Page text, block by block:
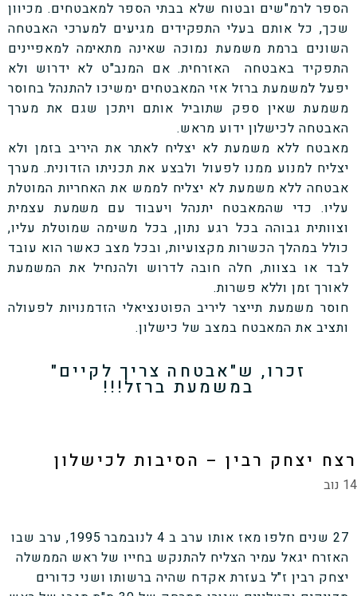
הספר לרמ"שים ובטוח שלא בבתי הספר למאבטחים. מכיוון
שכך, כל אותם בעלי התפקידים מגיעים למערכי האבטחה
השונים ברמת משמעת נמוכה שאינה מתאימה למאפיינים
התפקיד באבטחה האזרחית. אם המנב"ט לא ידרוש ולא
יפעל למשמעת ברזל אזי המאבטחים ימשיכו להתנהל בחוסר
משמעת שאין ספק שתוביל אותם ויתכן שגם את מערך
האבטחה לכישלון ידוע מראש.
מאבטח ללא משמעת לא יצליח לאתר את היריב בזמן ולא
יצליח למנוע ממנו לפעול ולבצע את תכניתו הזדונית. מערך
אבטחה ללא משמעת לא יצליח לממש את האחריות המוטלת
עליו. כדי שהמאבטח יתנהל ויעבוד עם משמעת עצמית
וצוותית גבוהה בכל רגע נתון, בכל משימה שמוטלת עליו,
כולל במהלך הכשרות מקצועיות, ובכל מצב כאשר הוא עובד
לבד או בצוות, חלה חובה לדרוש ולהנחיל את המשמעת
לאורך זמן וללא פשרות.
חוסר משמעת תייצר ליריב הפוטנציאלי הזדמנויות לפעולה
ותציב את המאבטח במצב של כישלון.
זכרו, ש"אבטחה צריך לקיים"
במשמעת ברזל!!!
רצח יצחק רבין – הסיבות לכישלון
14 נוב
27 שנים חלפו מאז אותו ערב ב 4 לנובמבר 1995, ערב שבו
האזרח יגאל עמיר הצליח להתנקש בחייו של ראש הממשלה
יצחק רבין ז"ל בעזרת אקדח שהיה ברשותו ושני כדורים